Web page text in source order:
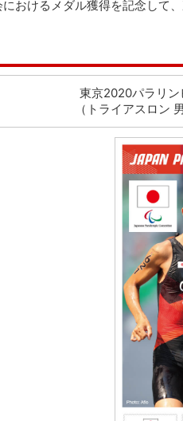
おけるメダル獲得を記念して
東京2020パラリ
（トライアスロン